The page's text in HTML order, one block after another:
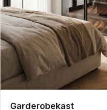
Garderobekast